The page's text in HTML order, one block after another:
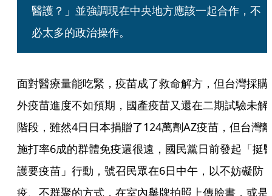
醫護？」並強調現在中央地方應該一起合作，不
必太多的政治操作。
面對醫療量能吃緊，疫苗成了救命解方，但台灣採購
外疫苗進度不如預期，國產疫苗又還在二期試驗未解
階段，雖然4日日本捐贈了124萬劑AZ疫苗，但台灣
施打率6成的群體免疫還很遠，國民黨日前發起「挺
護要疫苗」行動，號召民眾在6日中午，以不妨礙防
疫、不群聚的方式，在室內舉牌拍照上傳臉書，或是